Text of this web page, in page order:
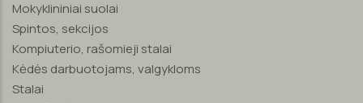
Mokyklininiai suolai
Spintos, sekcijos
Kompiuterio, rašomieji stalai
Kėdės darbuotojams, valgykloms
Stalai